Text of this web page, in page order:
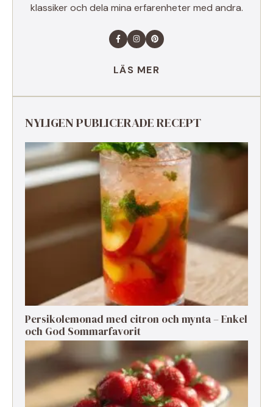
klassiker och dela mina erfarenheter med andra.
LÄS MER
NYLIGEN PUBLICERADE RECEPT
Persikolemonad med citron och mynta – Enkel
och God Sommarfavorit